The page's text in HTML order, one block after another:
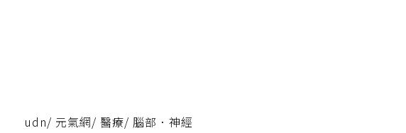
udn/ 元氣網/ 醫療/ 腦部．神經